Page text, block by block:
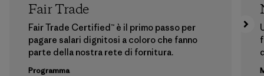
Fair Trade
Fair Trade Certified™ è il primo passo per
pagare salari dignitosi a coloro che fanno
parte della nostra rete di fornitura.
Programma